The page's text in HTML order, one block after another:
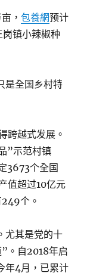
，包養網预计
镇小辣椒种
是全国乡村特
跨越式发展。
”示范村镇
3673个全国
值超过10亿元
249个。
尤其是党的十
。自2018年启
年4月，已累计